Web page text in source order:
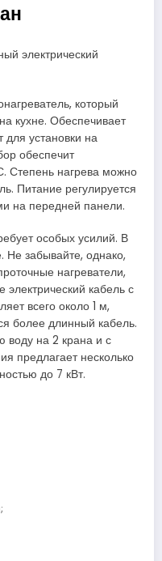
который
кухне. Обеспечивает
для установки на
обеспечит
Степень нагрева можно
Питание регулируется
на передней панели.
особых усилий. В
Не забывайте, однако,
нагреватели,
кабель с
всего около 1 м,
более длинный кабель.
воду на 2 крана и с
предлагает несколько
до 7 кВт.